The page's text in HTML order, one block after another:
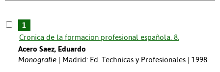
1
Cronica de la formacion profesional española. 8.
Acero Saez, Eduardo
Monografie
Madrid: Ed. Technicas y Profesionales | 1998